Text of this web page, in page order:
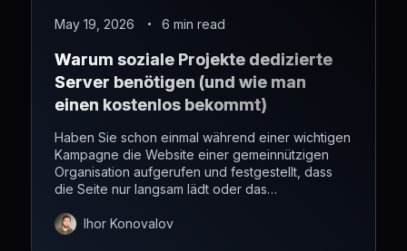
May 19, 2026 6 min read
Warum soziale Projekte dedizierte
Server benötigen (und wie man
einen kostenlos bekommt)
Haben Sie schon einmal während einer wichtigen
Kampagne die Website einer gemeinnützigen
Organisation aufgerufen und festgestellt, dass
die Seite nur langsam lädt oder das
Ihor Konovalov